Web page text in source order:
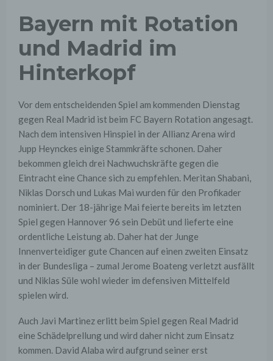
Bayern mit Rotation
und Madrid im
Hinterkopf
Vor dem entscheidenden Spiel am kommenden Dienstag
gegen Real Madrid ist beim FC Bayern Rotation angesagt.
Nach dem intensiven Hinspiel in der Allianz Arena wird
Jupp Heynckes einige Stammkräfte schonen. Daher
bekommen gleich drei Nachwuchskräfte gegen die
Eintracht eine Chance sich zu empfehlen. Meritan Shabani,
Niklas Dorsch und Lukas Mai wurden für den Profikader
nominiert. Der 18-jährige Mai feierte bereits im letzten
Spiel gegen Hannover 96 sein Debüt und lieferte eine
ordentliche Leistung ab. Daher hat der Junge
Innenverteidiger gute Chancen auf einen zweiten Einsatz
in der Bundesliga – zumal Jerome Boateng verletzt ausfällt
und Niklas Süle wohl wieder im defensiven Mittelfeld
spielen wird.
Auch Javi Martinez erlitt beim Spiel gegen Real Madrid
eine Schädelprellung und wird daher nicht zum Einsatz
kommen. David Alaba wird aufgrund seiner erst